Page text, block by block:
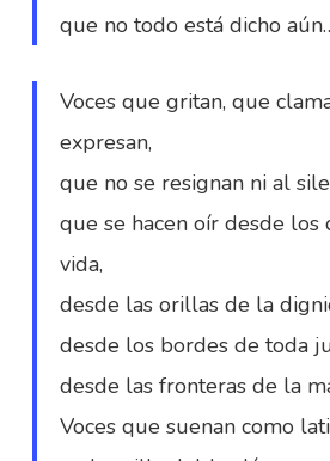
que no todo está dicho
Voces que gritan, que
expresan,
que no se resignan ni al
que se hacen oír desde los
vida,
desde las orillas de la
desde los bordes de toda
desde las fronteras de la
Voces que suenan como